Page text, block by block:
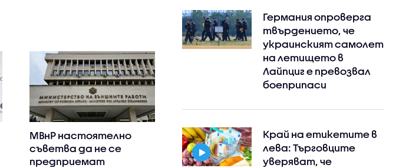
МВнР настоятелно
съветва да не се
предприемат
Германия опроверга
твърдението, че
украинският самолет
на летището в
Лайпциг е превозвал
боеприпаси
Край на етикетите в
лева: Търговците
уверяват, че